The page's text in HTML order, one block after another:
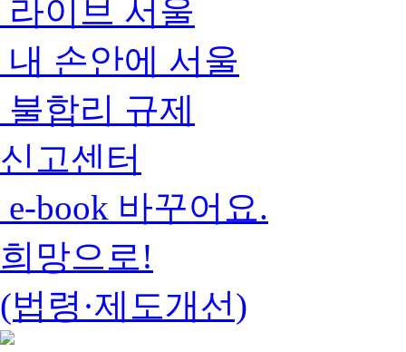
라이브 서울
내 손안에 서울
불합리 규제
신고센터
e-book 바꾸어요.
희망으로!
(법령·제도개선)